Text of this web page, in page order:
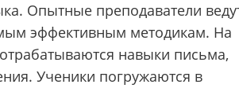
Опытные преподаватели
эффективным методикам. На
навыки письма,
Ученики погружаются в